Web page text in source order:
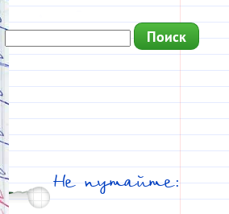
Не путайте: